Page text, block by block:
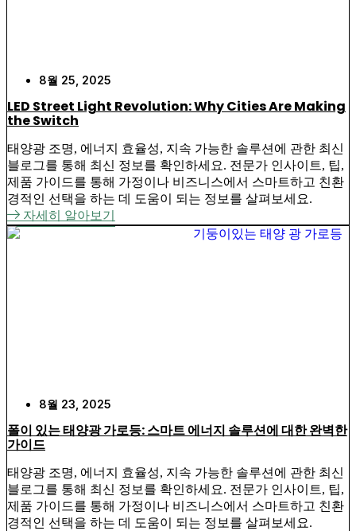
8월 25, 2025
LED Street Light Revolution: Why Cities Are Making
the Switch
태양광 조명, 에너지 효율성, 지속 가능한 솔루션에 관한 최신
블로그를 통해 최신 정보를 확인하세요. 전문가 인사이트, 팁,
제품 가이드를 통해 가정이나 비즈니스에서 스마트하고 친환
경적인 선택을 하는 데 도움이 되는 정보를 살펴보세요.
자세히 알아보기
8월 23, 2025
폴이 있는 태양광 가로등: 스마트 에너지 솔루션에 대한 완벽한
가이드
태양광 조명, 에너지 효율성, 지속 가능한 솔루션에 관한 최신
블로그를 통해 최신 정보를 확인하세요. 전문가 인사이트, 팁,
제품 가이드를 통해 가정이나 비즈니스에서 스마트하고 친환
경적인 선택을 하는 데 도움이 되는 정보를 살펴보세요.